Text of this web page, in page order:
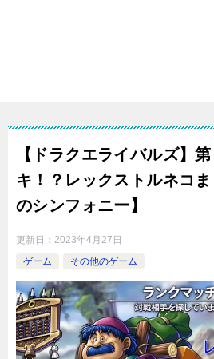
【ドラクエライバルズ】
キ！？レックストルネコ
のシンフォニー】
更新日： 2023年4月27日
ゲーム
その他のゲーム